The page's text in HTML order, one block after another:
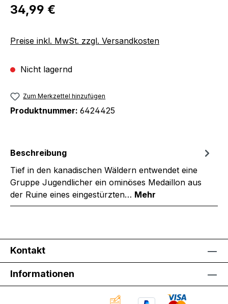
Regulärer Preis:
34,99 €
Preise inkl. MwSt. zzgl. Versandkosten
Nicht lagernd
Zum Merkzettel hinzufügen
Produktnummer: 6424425
Beschreibung
Tief in den kanadischen Wäldern entwendet eine
Gruppe Jugendlicher ein ominöses Medaillon aus
der Ruine eines eingestürzten… Mehr
Kontakt
Informationen